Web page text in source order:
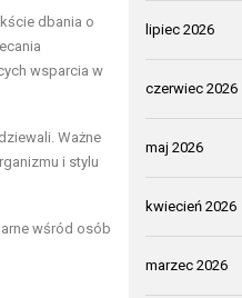
dbania o
wsparcia w
Ważne
i stylu
wśród osób
lipiec 2026
czerwiec 2026
maj 2026
kwiecień 2026
marzec 2026